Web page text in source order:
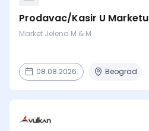
Prodavac/Kasir U Marketu
Market Jelena M & M
08.08.2026. Beograd